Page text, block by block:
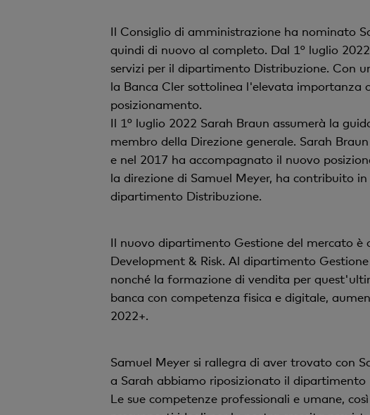
Il Consiglio di amministrazione ha nominato
quindi di nuovo al completo. Dal 1° luglio
servizi per il dipartimento Distribuzione. Con
la Banca Cler sottolinea l'elevata importanza
posizionamento.
Il 1° luglio 2022 Sarah Braun assumerà la
membro della Direzione generale. Sarah
e nel 2017 ha accompagnato il nuovo
la direzione di Samuel Meyer, ha contribuito
dipartimento Distribuzione.
Il nuovo dipartimento Gestione del mercato è
Development & Risk. Al dipartimento
nonché la formazione di vendita per
banca con competenza fisica e digitale,
2022+.
Samuel Meyer si rallegra di aver trovato con
a Sarah abbiamo riposizionato il
Le sue competenze professionali e umane,